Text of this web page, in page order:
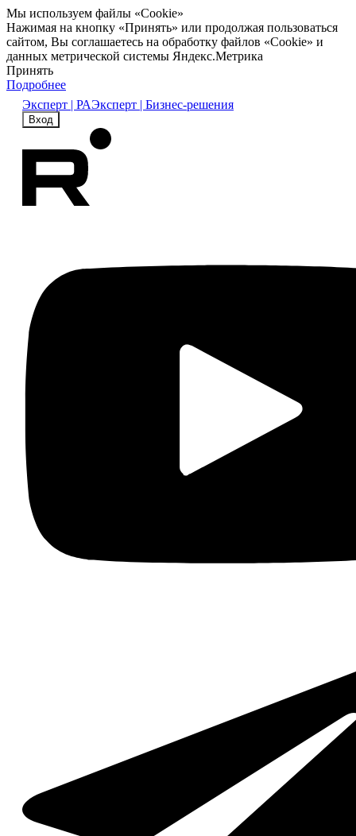
Мы используем файлы «Cookie»
Нажимая на кнопку «Принять» или продолжая пользоваться
сайтом, Вы соглашаетесь на обработку файлов «Cookie» и
данных метрической системы Яндекс.Метрика
Принять
Подробнее
Эксперт | РАЭксперт | Бизнес-решения
Вход